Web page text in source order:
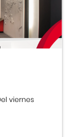
viernes